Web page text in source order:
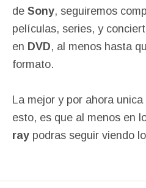
de Sony, seguiremos
películas, series, y
en DVD, al menos hasta
formato.
La mejor y por ahora
esto, es que al menos en
ray podras seguir viendo